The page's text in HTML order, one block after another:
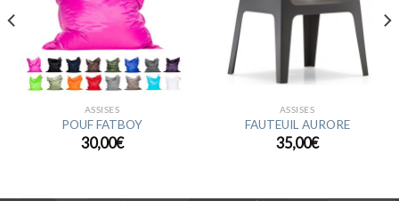
ASSISES
POUF FATBOY
30,00€
ASSISES
FAUTEUIL AURORE
35,00€